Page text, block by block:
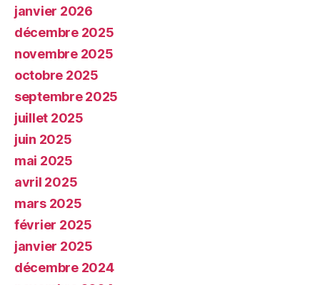
janvier 2026
décembre 2025
novembre 2025
octobre 2025
septembre 2025
juillet 2025
juin 2025
mai 2025
avril 2025
mars 2025
février 2025
janvier 2025
décembre 2024